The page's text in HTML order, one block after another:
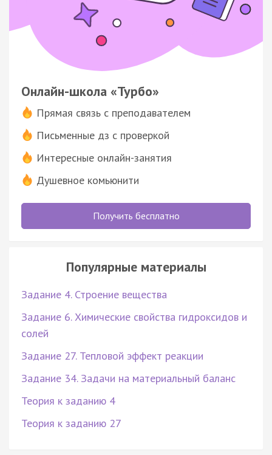
Онлайн-школа «Турбо»
Прямая связь с преподавателем
Письменные дз с проверкой
Интересные онлайн-занятия
Душевное комьюнити
Получить бесплатно
Популярные материалы
Задание 4. Строение вещества
Задание 6. Химические свойства гидроксидов и
солей
Задание 27. Тепловой эффект реакции
Задание 34. Задачи на материальный баланс
Теория к заданию 4
Теория к заданию 27